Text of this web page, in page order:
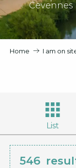
Cevennes
Home I am on
List
546